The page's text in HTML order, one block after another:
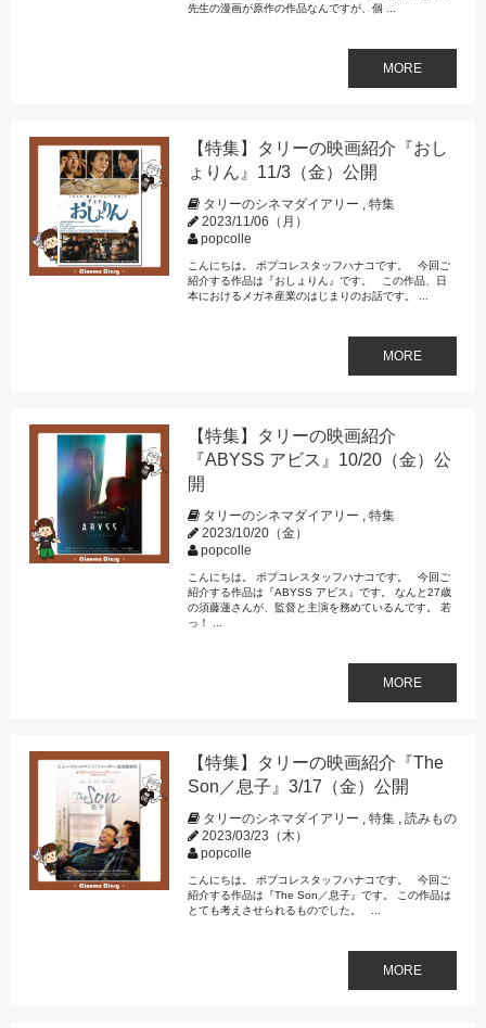
先生の漫画が原作の作品なんですが、個 ...
MORE
【特集】タリーの映画紹介『おし
ょりん』11/3（金）公開
タリーのシネマダイアリー , 特集
2023/11/06（月）
popcolle
こんにちは。 ポプコレスタッフハナコです。 今回ご
紹介する作品は『おしょりん』です。 この作品、日
本におけるメガネ産業のはじまりのお話です。 ...
MORE
【特集】タリーの映画紹介
『ABYSS アビス』10/20（金）公
開
タリーのシネマダイアリー , 特集
2023/10/20（金）
popcolle
こんにちは。 ポプコレスタッフハナコです。 今回ご
紹介する作品は『ABYSS アビス』です。 なんと27歳
の須藤蓮さんが、監督と主演を務めているんです。 若
っ！ ...
MORE
【特集】タリーの映画紹介『The
Son／息子』3/17（金）公開
タリーのシネマダイアリー , 特集, 読みもの
2023/03/23（木）
popcolle
こんにちは。 ポプコレスタッフハナコです。 今回ご
紹介する作品は『The Son／息子』です。 この作品は
とても考えさせられるものでした。 ...
MORE